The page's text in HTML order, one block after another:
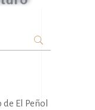
El Peñol